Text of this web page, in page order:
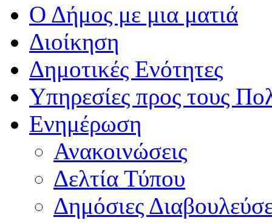
Ο Δήμος με μια ματιά
Διοίκηση
Δημοτικές Ενότητες
Υπηρεσίες προς τους
Ενημέρωση
Ανακοινώσεις
Δελτία Τύπου
Δημόσιες